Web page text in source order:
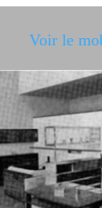
Voir le